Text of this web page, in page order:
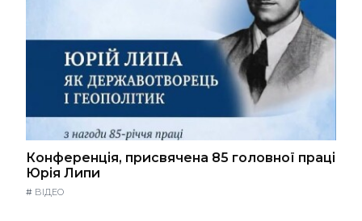
Конференція, присвячена 85 головної праці
Юрія Липи
# ВІДЕО